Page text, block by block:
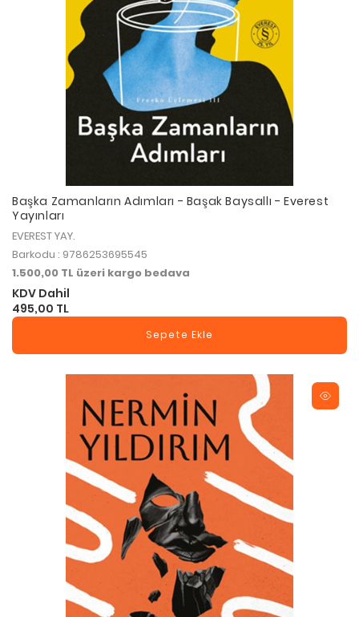
Başka Zamanların Adımları - Başak Baysallı - Everest
Yayınları
EVEREST YAY.
Barkodu : 9786253695545
1.500,00 TL üzeri kargo bedava
KDV Dahil
495,00 TL
Sepete Ekle